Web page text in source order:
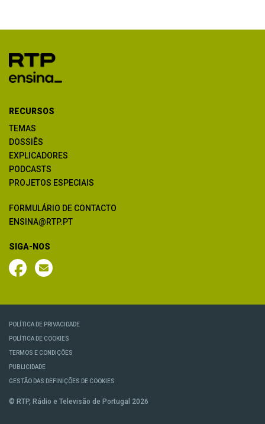
RECURSOS
TEMAS
DOSSIÊS
EXPLICADORES
PODCASTS
PROJETOS ESPECIAIS
FORMULÁRIO DE CONTACTO
ENSINA@RTP.PT
SIGA-NOS
POLÍTICA DE PRIVACIDADE
POLÍTICA DE COOKIES
TERMOS E CONDIÇÕES
PUBLICIDADE
GESTÃO DAS DEFINIÇÕES DE COOKIES
© RTP, Rádio e Televisão de Portugal 2026